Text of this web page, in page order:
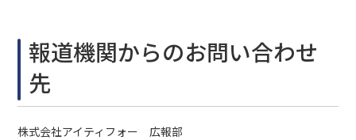
報道機関からのお問い合わせ
先
株式会社アイティフォー 広報部